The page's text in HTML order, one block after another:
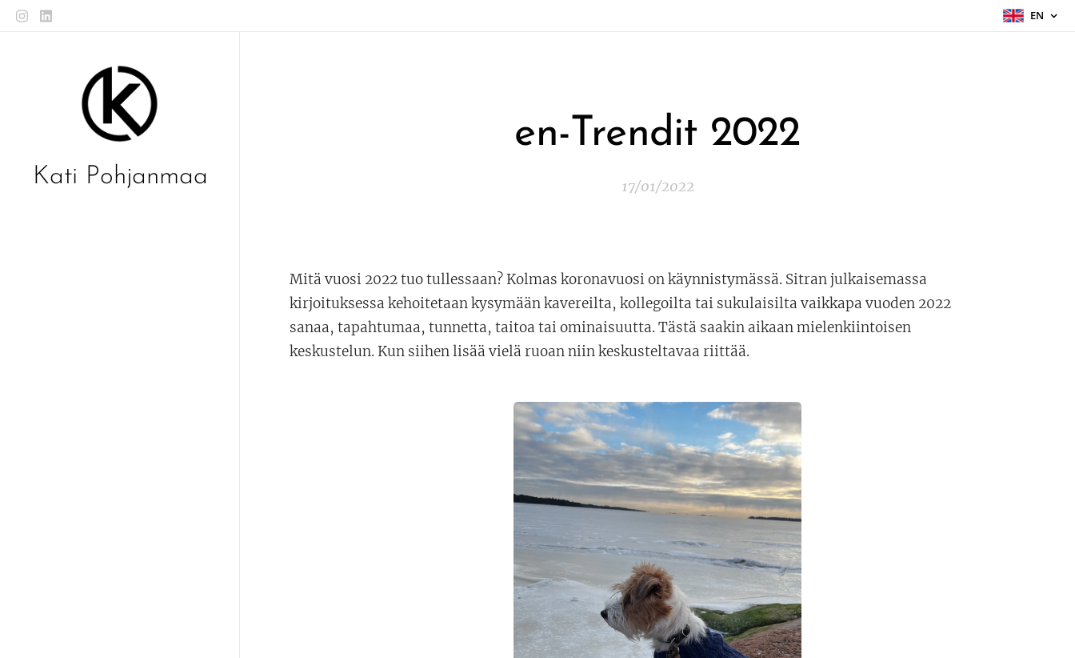
EN
Kati Pohjanmaa
en-Trendit 2022
17/01/2022
Mitä vuosi 2022 tuo tullessaan? Kolmas koronavuosi on käynnistymässä. Sitran julkaisemassa
kirjoituksessa kehoitetaan kysymään kavereilta, kollegoilta tai sukulaisilta vaikkapa vuoden 2022
sanaa, tapahtumaa, tunnetta, taitoa tai ominaisuutta. Tästä saakin aikaan mielenkiintoisen
keskustelun. Kun siihen lisää vielä ruoan niin keskusteltavaa riittää.